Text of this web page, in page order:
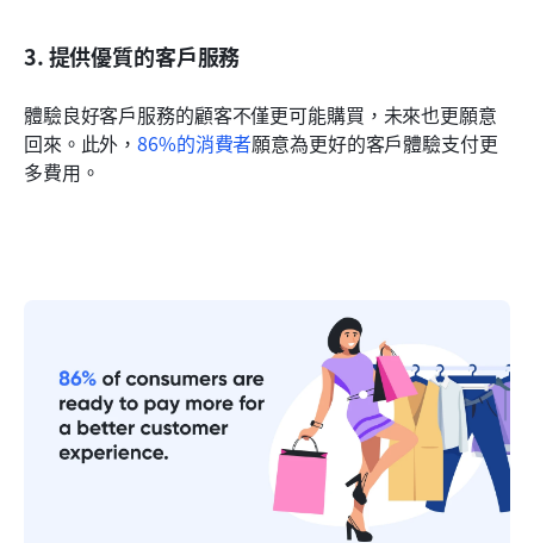
3. 提供優質的客戶服務
體驗良好客戶服務的顧客不僅更可能購買，未來也更願意
回來。此外，86%的消費者願意為更好的客戶體驗支付更
多費用。